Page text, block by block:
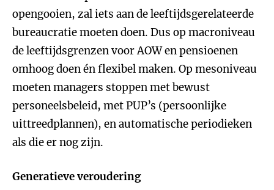
opengooien, zal iets aan de leeftijdsgerelateerde
bureaucratie moeten doen. Dus op macroniveau
de leeftijdsgrenzen voor AOW en pensioenen
omhoog doen én flexibel maken. Op mesoniveau
moeten managers stoppen met bewust
personeelsbeleid, met PUP’s (persoonlijke
uittreedplannen), en automatische periodieken
als die er nog zijn.
Generatieve veroudering